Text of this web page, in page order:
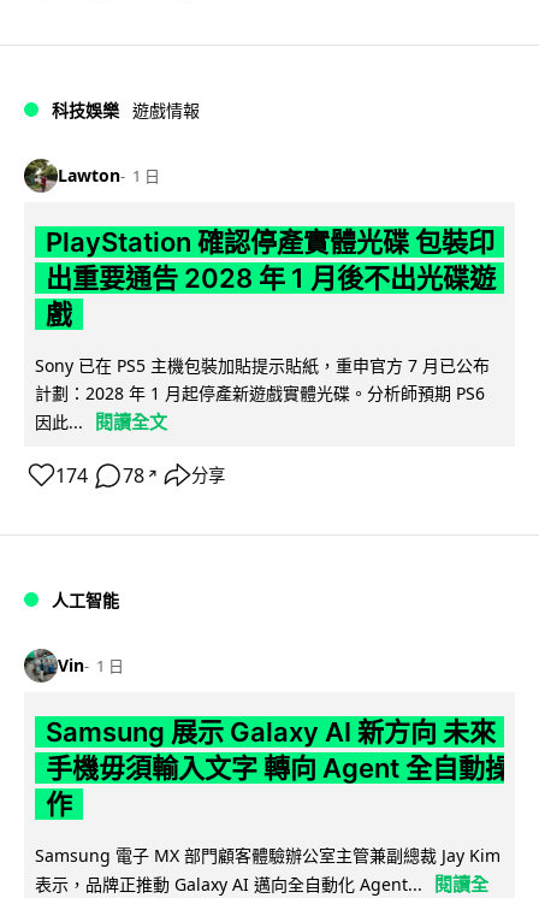
科技娛樂 遊戲情報
Lawton 1 日
PlayStation 確認停產實體光碟 包裝印
出重要通告 2028 年 1 月後不出光碟遊
戲
Sony 已在 PS5 主機包裝加貼提示貼紙，重申官方 7 月已公布
計劃：2028 年 1 月起停產新遊戲實體光碟。分析師預期 PS6
因此...
閱讀全文
174 78 ↗ 分享
人工智能
Vin 1 日
Samsung 展示 Galaxy AI 新方向 未來
手機毋須輸入文字 轉向 Agent 全自動操
作
Samsung 電子 MX 部門顧客體驗辦公室主管兼副總裁 Jay Kim
表示，品牌正推動 Galaxy AI 邁向全自動化 Agent...
閱讀全